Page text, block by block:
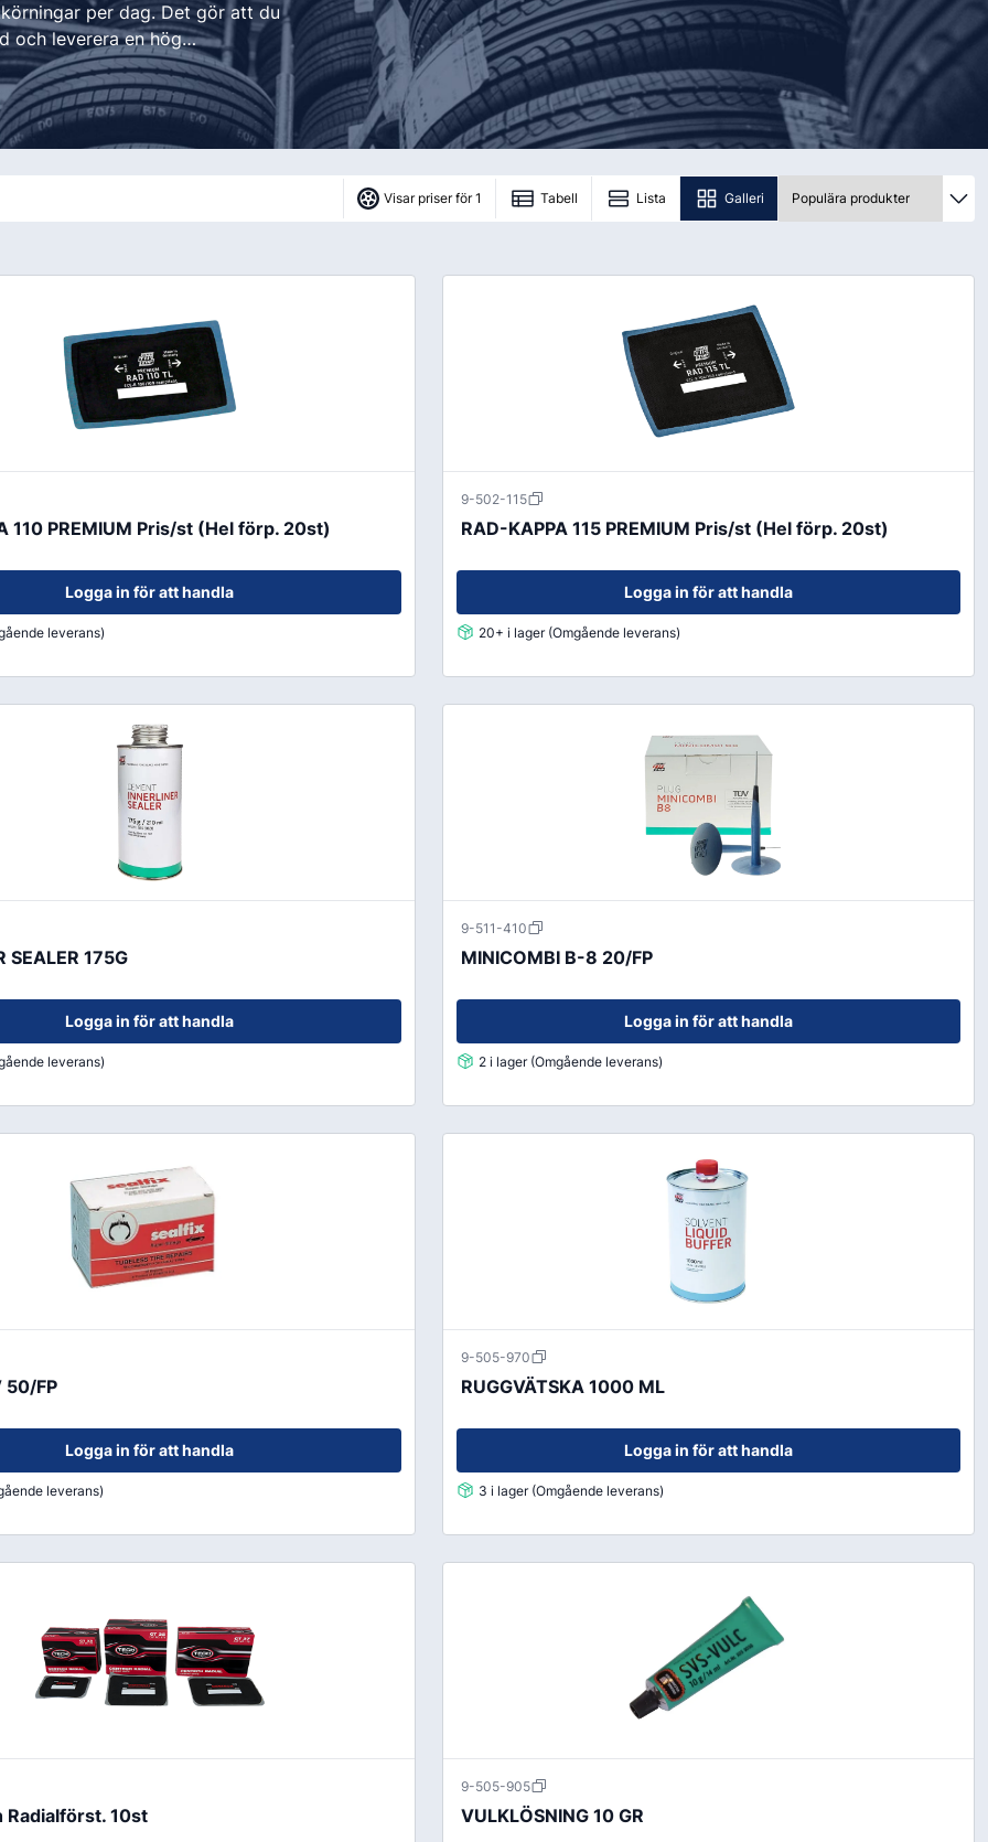
Grönyte & Smådäck
order@kransensgummi.se
Till kundservice
Kåpor
Mutterpåsar
Spacer
Ventiler
Vikter
Smörjfett
Smörjmedel
Skyddsutrustning
Fordonstillbehör
Färg & Rostskydd
Rostskydd
per dag. Det gör att du
och leverera en hög
Visar priser för 1 Tabell Lista Galleri
110 PREMIUM Pris/st (Hel förp. 20st)
Logga in för att handla
leverans)
9-502-115
RAD-KAPPA 115 PREMIUM Pris/st (Hel förp. 20st)
Logga in för att handla
20+ i lager (Omgående leverans)
SEALER 175G
Logga in för att handla
leverans)
9-511-410
MINICOMBI B-8 20/FP
Logga in för att handla
2 i lager (Omgående leverans)
50/FP
Logga in för att handla
leverans)
9-505-970
RUGGVÄTSKA 1000 ML
Logga in för att handla
3 i lager (Omgående leverans)
Radialförst. 10st
9-505-905
VULKLÖSNING 10 GR